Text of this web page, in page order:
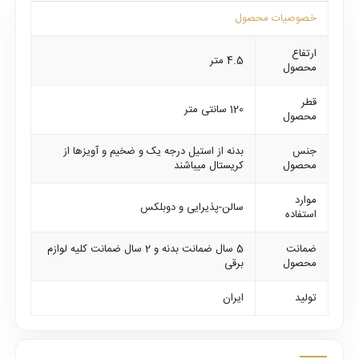
خصوصیات محصول
ارتفاع
محصول
4.5 متر
قطر
محصول
120 سانتی متر
جنس
محصول
بدنه از استیل درجه یک و ضخیم و آویزها از
کریستال میباشند
موارد
استفاده
سالن-پذیرایی و دوبلکس
ضمانت
محصول
5 سال ضمانت بدنه و 2 سال ضمانت کلیه لوازم
برقی
تولید
ایران